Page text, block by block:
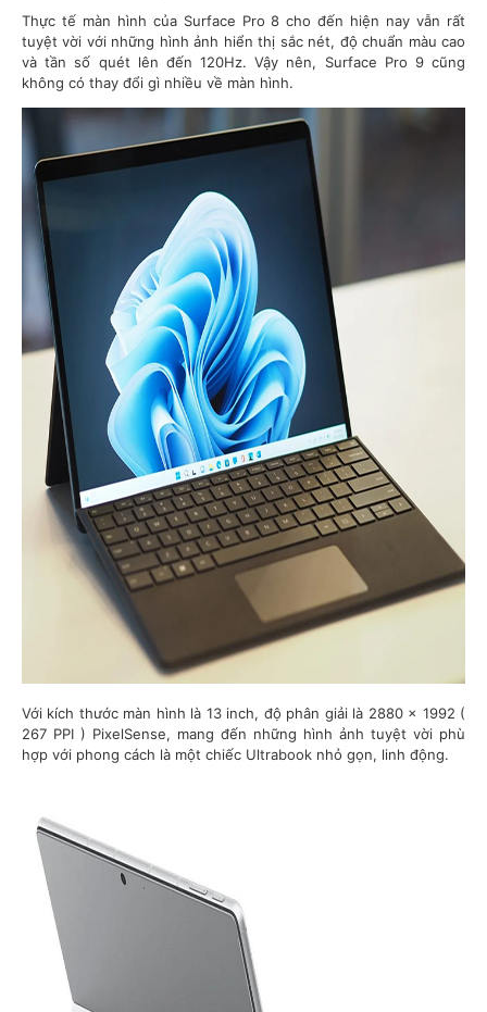
Thực tế màn hình của Surface Pro 8 cho đến hiện nay vẫn rất
tuyệt vời với những hình ảnh hiển thị sắc nét, độ chuẩn màu cao
và tần số quét lên đến 120Hz. Vậy nên, Surface Pro 9 cũng
không có thay đổi gì nhiều về màn hình.
Với kích thước màn hình là 13 inch, độ phân giải là 2880 x 1992 (
267 PPI ) PixelSense, mang đến những hình ảnh tuyệt vời phù
hợp với phong cách là một chiếc Ultrabook nhỏ gọn, linh động.